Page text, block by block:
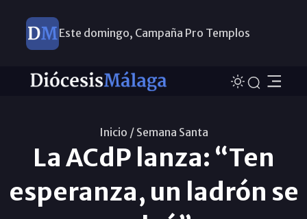
Este domingo, Campaña Pro Templos
Inicio / Semana Santa
La ACdP lanza: “Ten
esperanza, un ladrón se